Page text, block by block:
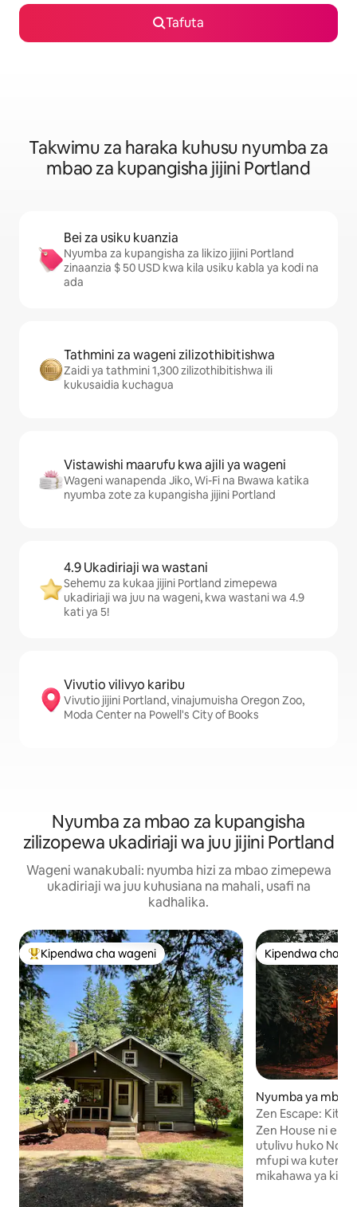
Tafuta
Takwimu za haraka kuhusu nyumba za
mbao za kupangisha jijini Portland
Bei za usiku kuanzia
Nyumba za kupangisha za likizo jijini Portland
zinaanzia $ 50 USD kwa kila usiku kabla ya kodi na
ada
Tathmini za wageni zilizothibitishwa
Zaidi ya tathmini 1,300 zilizothibitishwa ili
kukusaidia kuchagua
Vistawishi maarufu kwa ajili ya wageni
Wageni wanapenda Jiko, Wi-Fi na Bwawa katika
nyumba zote za kupangisha jijini Portland
4.9 Ukadiriaji wa wastani
Sehemu za kukaa jijini Portland zimepewa
ukadiriaji wa juu na wageni, kwa wastani wa 4.9
kati ya 5!
Vivutio vilivyo karibu
Vivutio jijini Portland, vinajumuisha Oregon Zoo,
Moda Center na Powell's City of Books
Nyumba za mbao za kupangisha
zilizopewa ukadiriaji wa juu jijini Portland
Wageni wanakubali: nyumba hizi za mbao zimepewa
ukadiriaji wa juu kuhusiana na mahali, usafi na
kadhalika.
Kipendwa maarufu cha wageni
Kipendwa cha wageni Kipendwa cha
Kipendwa cha
Nyumba ya mbao
th Portland
Zen Escape:
la Maji Moto, Yadi
Zen House ni
utulivu huko
mfupi wa
mikahawa ya